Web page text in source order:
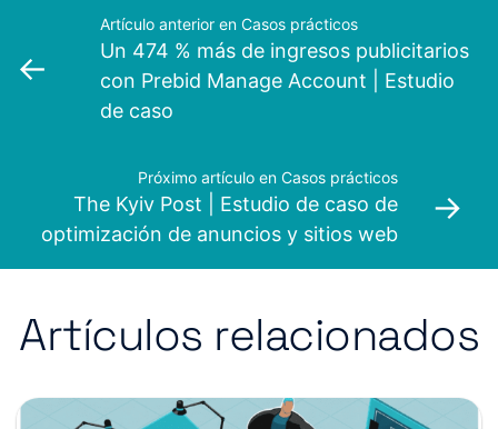
←
Artículo anterior en Casos prácticos
Un 474 % más de ingresos publicitarios
con Prebid Manage Account | Estudio
de caso
Próximo artículo en Casos prácticos
The Kyiv Post | Estudio de caso de
optimización de anuncios y sitios web
→
Artículos relacionados